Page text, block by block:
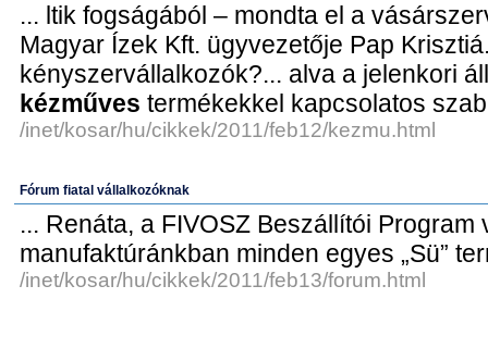
... ltik fogságából – mondta el a
Magyar Ízek Kft. ügyvezetője Pap
kényszervállalkozók?... alva a jelenkori
kézműves termékekkel kapcsolatos
/inet/kosar/hu/cikkek/2011/feb12/kezmu.html
Fórum fiatal vállalkozóknak
... Renáta, a FIVOSZ Beszállítói Program
manufaktúránkban minden egyes „Sü”
/inet/kosar/hu/cikkek/2011/feb13/forum.html